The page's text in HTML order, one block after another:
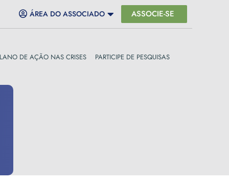
ÁREA DO ASSOCIADO ASSOCIE-SE
DE AÇÃO NAS CRISES PARTICIPE DE PESQUISAS